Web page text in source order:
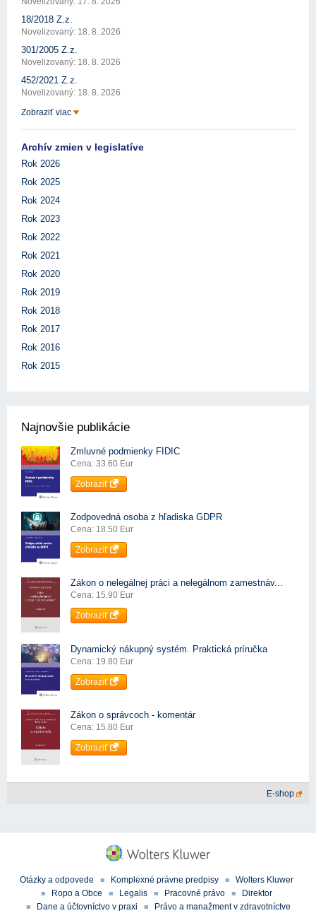
18/2018 Z.z.
Novelizovaný: 18. 8. 2026
301/2005 Z.z.
Novelizovaný: 18. 8. 2026
452/2021 Z.z.
Novelizovaný: 18. 8. 2026
Zobraziť viac
Archív zmien v legislatíve
Rok 2026
Rok 2025
Rok 2024
Rok 2023
Rok 2022
Rok 2021
Rok 2020
Rok 2019
Rok 2018
Rok 2017
Rok 2016
Rok 2015
Najnovšie publikácie
Zmluvné podmienky FIDIC
Cena: 33.60 Eur
Zobraziť
Zodpovedná osoba z hľadiska GDPR
Cena: 18.50 Eur
Zobraziť
Zákon o nelegálnej práci a nelegálnom zamestnáv...
Cena: 15.90 Eur
Zobraziť
Dynamický nákupný systém. Praktická príručka
Cena: 19.80 Eur
Zobraziť
Zákon o správcoch - komentár
Cena: 15.80 Eur
Zobraziť
E-shop
Otázky a odpovede Komplexné právne predpisy
Wolters Kluwer
Ropo a Obce
Legalis Pracovné právo
Direktor
Dane a účtovníctvo v praxi
Právo a manažment v zdravotníctve